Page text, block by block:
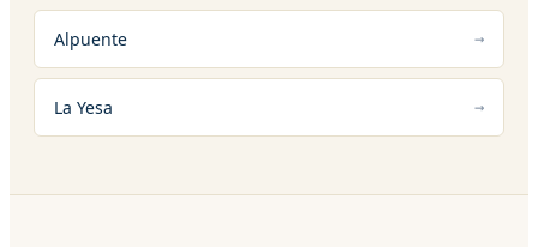
Alpuente
La Yesa